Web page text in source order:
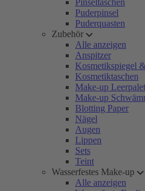
Pinseltaschen
Puderpinsel
Puderquasten
Zubehör
Alle anzeigen
Anspitzer
Kosmetikspiegel
Kosmetiktaschen
Make-up
Make-up
Blotting Paper
Nägel
Augen
Lippen
Sets
Teint
Wasserfestes Make-up
Alle anzeigen